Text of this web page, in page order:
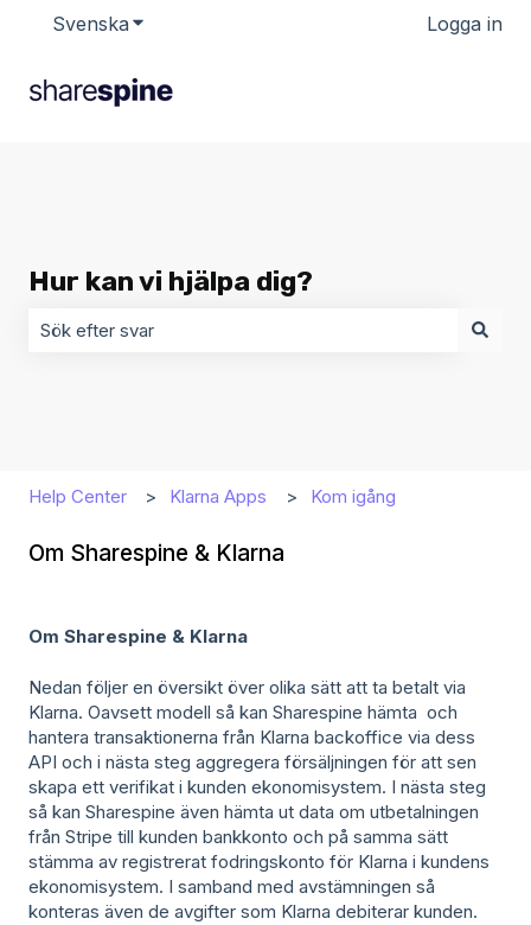
Svenska Visa undermenyer för översättningarLogga in
Hur kan vi hjälpa dig?
Help Center Klarna Apps Kom igång
Om Sharespine & Klarna
Om Sharespine & Klarna
Nedan följer en översikt över olika sätt att ta betalt via
Klarna. Oavsett modell så kan Sharespine hämta och
hantera transaktionerna från Klarna backoffice via dess
API och i nästa steg aggregera försäljningen för att sen
skapa ett verifikat i kunden ekonomisystem. I nästa steg
så kan Sharespine även hämta ut data om utbetalningen
från Stripe till kunden bankkonto och på samma sätt
stämma av registrerat fodringskonto för Klarna i kundens
ekonomisystem. I samband med avstämningen så
konteras även de avgifter som Klarna debiterar kunden.